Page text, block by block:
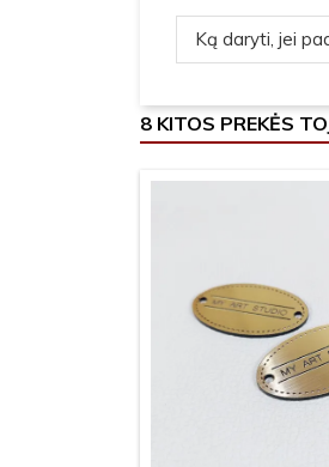
Ką daryti, jei
8 KITOS PREKĖS